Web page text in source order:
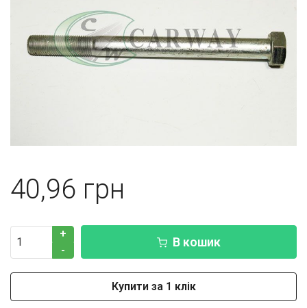
40,96
+
-
В кошик
Купити за 1 клік